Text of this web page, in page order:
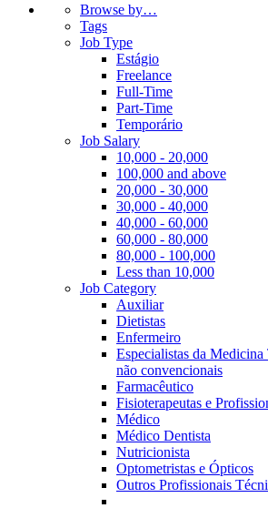
Browse by…
Tags
Job Type
Estágio
Freelance
Full-Time
Part-Time
Temporário
Job Salary
10,000 - 20,000
100,000 and above
20,000 - 30,000
30,000 - 40,000
40,000 - 60,000
60,000 - 80,000
80,000 - 100,000
Less than 10,000
Job Category
Auxiliar
Dietistas
Enfermeiro
Especialistas da
não convencionais
Farmacêutico
Fisioterapeutas e
Médico
Médico Dentista
Nutricionista
Optometristas e Ópticos
Outros Profissionais